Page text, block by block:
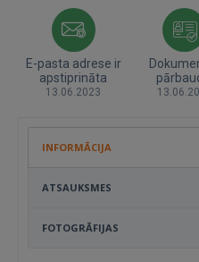
E-pasta adrese ir
apstiprināta
13.06.2023
INFORMĀCIJA
ATSAUKSMES
FOTOGRĀFIJAS